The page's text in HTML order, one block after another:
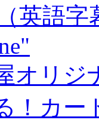
英語字
オリ
！カ